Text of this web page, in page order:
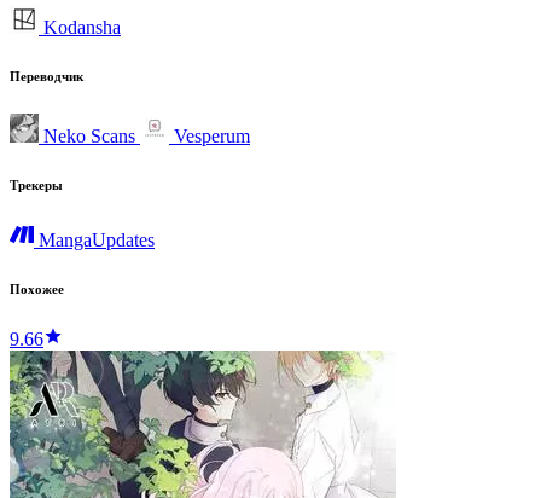
Kodansha
Переводчик
Neko Scans Vesperum
Трекеры
MangaUpdates
Похожее
9.66